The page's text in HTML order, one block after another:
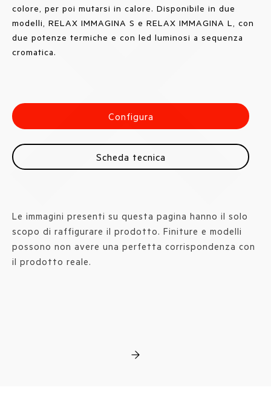
colore, per poi mutarsi in calore. Disponibile in due
modelli, RELAX IMMAGINA S e RELAX IMMAGINA L, con
due potenze termiche e con led luminosi a sequenza
cromatica.
Configura
Scheda tecnica
Le immagini presenti su questa pagina hanno il solo
scopo di raffigurare il prodotto. Finiture e modelli
possono non avere una perfetta corrispondenza con
il prodotto reale.